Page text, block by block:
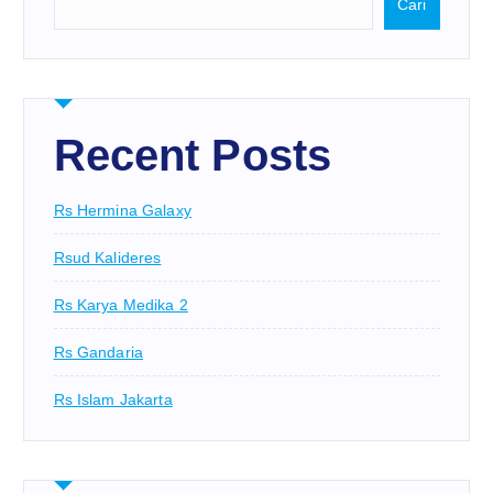
Cari
Recent Posts
Rs Hermina Galaxy
Rsud Kalideres
Rs Karya Medika 2
Rs Gandaria
Rs Islam Jakarta